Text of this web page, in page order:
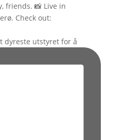
friends. 📸 Live in
Check out:
dyreste utstyret for å